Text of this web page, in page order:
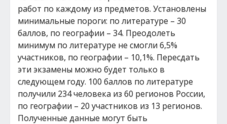
работ по каждому из предметов. Установлены
минимальные пороги: по литературе – 30
баллов, по географии – 34. Преодолеть
минимум по литературе не смогли 6,5%
участников, по географии – 10,1%. Пересдать
эти экзамены можно будет только в
следующем году. 100 баллов по литературе
получили 234 человека из 60 регионов России,
по географии – 20 участников из 13 регионов.
Полученные данные могут быть